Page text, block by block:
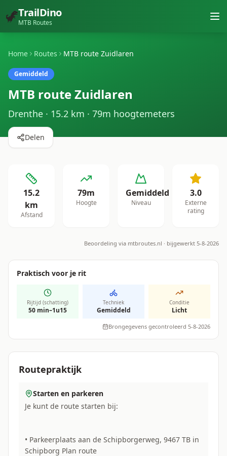
🦖TrailDino
MTB Routes
Home Routes MTB route Zuidlaren
Gemiddeld
MTB route Zuidlaren
Drenthe · 15.2 km · 79m hoogtemeters
Delen
15.2
km
Afstand
79m
Hoogte
Gemiddeld
Niveau
3.0
Externe
rating
Beoordeling via mtbroutes.nl · bijgewerkt 5-8-2026
Praktisch voor je rit
Rijtijd (schatting)
50 min–1u15
Techniek
Gemiddeld
Conditie
Licht
Brongegevens gecontroleerd 5-8-2026
Routepraktijk
Starten en parkeren
Je kunt de route starten bij:
• Parkeerplaats aan de Schipborgerweg, 9467 TB in
Schipborg Plan route